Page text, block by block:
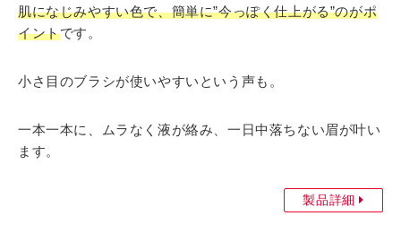
肌になじみやすい色で、簡単に”今っぽく仕上がる”のがポ
イントです。
小さ目のブラシが使いやすいという声も。
一本一本に、ムラなく液が絡み、一日中落ちない眉が叶い
ます。
製品詳細